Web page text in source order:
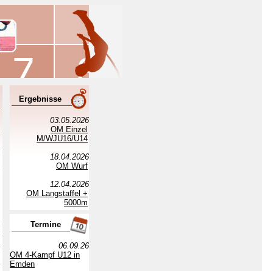
Ergebnisse
03.05.2026
OM Einzel
M/WJU16/U14
18.04.2026
OM Wurf
12.04.2026
OM Langstaffel +
5000m
Termine
06.09.26
OM 4-Kampf U12 in
Emden